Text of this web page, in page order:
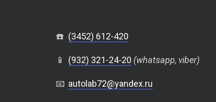
☎️ (3452) 612-420
📱 (932) 321-24-20 (whatsapp, viber)
📧 autolab72@yandex.ru